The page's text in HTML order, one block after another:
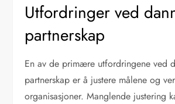
Utfordringer ved
partnerskap
En av de primære utfordringene ved
partnerskap er å justere målene og
organisasjoner. Manglende justering